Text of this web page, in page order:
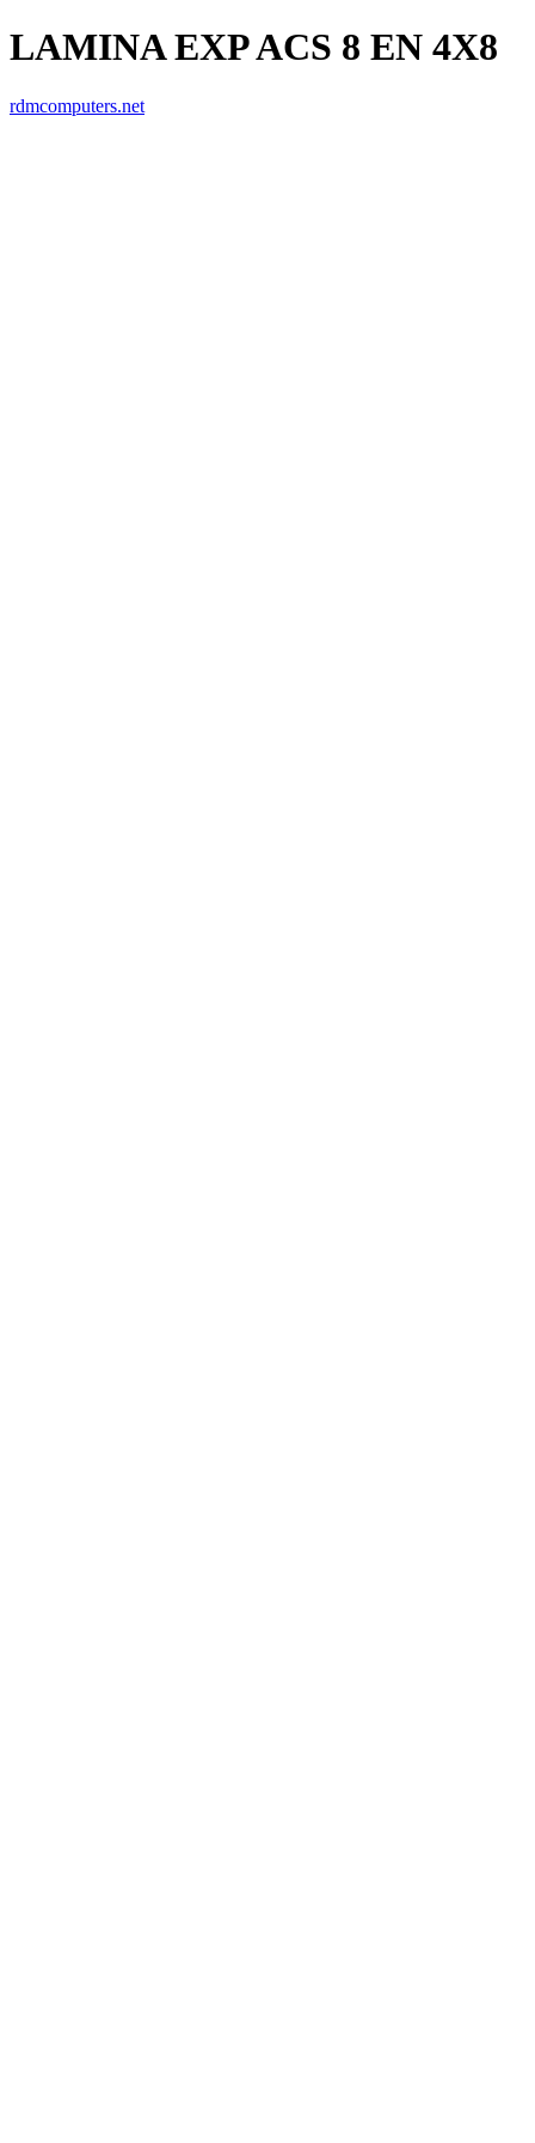
LAMINA EXP ACS 8 EN 4X8
rdmcomputers.net